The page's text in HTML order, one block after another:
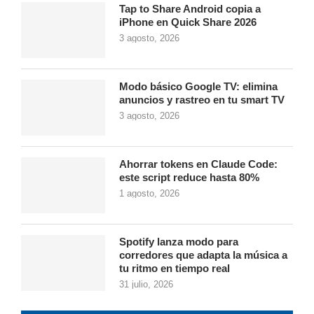
Tap to Share Android copia a
iPhone en Quick Share 2026
3 agosto, 2026
Modo básico Google TV: elimina
anuncios y rastreo en tu smart TV
3 agosto, 2026
Ahorrar tokens en Claude Code:
este script reduce hasta 80%
1 agosto, 2026
Spotify lanza modo para
corredores que adapta la música a
tu ritmo en tiempo real
31 julio, 2026